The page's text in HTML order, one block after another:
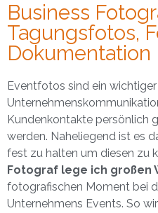
Business
Tagungsfotos,
Dokumentation
Eventfotos sind ein
Kundenkontakte persönlich
werden. Naheliegend ist es
fest zu halten um diesen zu
Fotograf lege ich großen
fotografischen Moment bei
Unternehmens Events. So